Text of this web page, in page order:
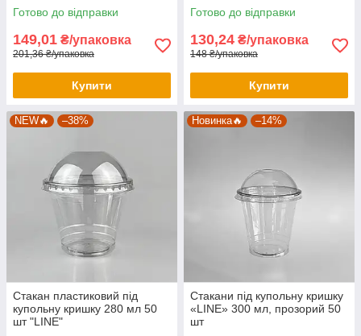
Готово до відправки
149,01 ₴/упаковка
201,36 ₴/упаковка
Купити
Готово до відправки
130,24 ₴/упаковка
148 ₴/упаковка
Купити
NEW🔥 –38%
Стакан пластиковий під
купольну кришку 280 мл 50
шт "LINE"
Новинка🔥 –14%
Стакани під купольну кришку
«LINE» 300 мл, прозорий 50
шт